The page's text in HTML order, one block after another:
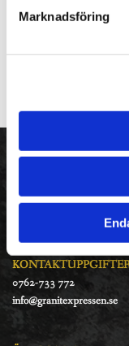
Marknadsföring
Blästrad top
ADRESS
Lommarpsvägen 16
0762-733 772
info@granitexpressen.se